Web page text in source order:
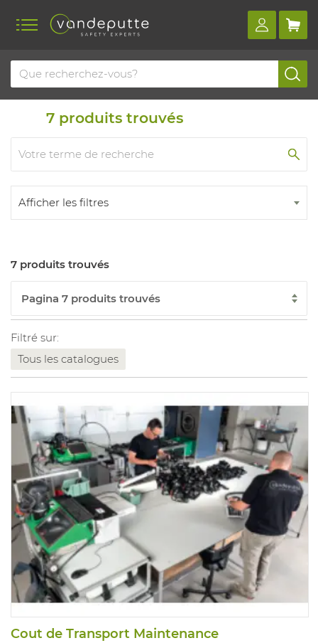
Home Produits Entretien des douches d'urgence
7 produits trouvés
Afficher les filtres
7 produits trouvés
Filtré sur:
Tous les catalogues
Cout de Transport Maintenance